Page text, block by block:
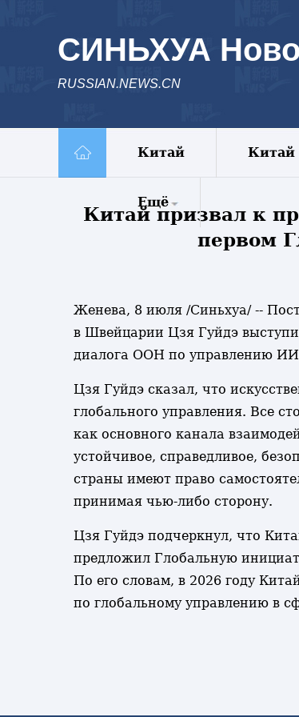
СИНЬХУА
RUSSIAN.NEWS.CN
Китай Китай
Ещё
Фото
Спецрепортажи
Пояс и путь
Китай призвал к
первом
Женева, 8 июля /Синьхуа/ --
в Швейцарии Цзя Гуйдэ
диалога ООН по управлению ИИ,
Цзя Гуйдэ сказал, что
глобального управления. Все
как основного канала
устойчивое, справедливое,
страны имеют право
принимая чью-либо сторону.
Цзя Гуйдэ подчеркнул, что
предложил Глобальную
По его словам, в 2026 году
по глобальному управлению в